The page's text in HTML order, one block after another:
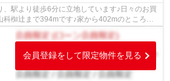
駅より徒歩6分に立地しています♪日々のお買
科椥辻まで394mです♪家から402mのところ
なスギ薬局山...
会員登録をして限定物件を見る